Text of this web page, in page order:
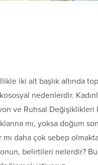
iki alt başlık altında
nedenlerdir.
ve Ruhsal Değişiklikleri
mı, yoksa doğum
mı daha çok sebep
belirtileri nelerdir? Bu